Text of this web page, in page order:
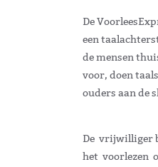
De
een
de mensen
voor, doen
ouders aan de
De vrijwilliger
het voorlezen